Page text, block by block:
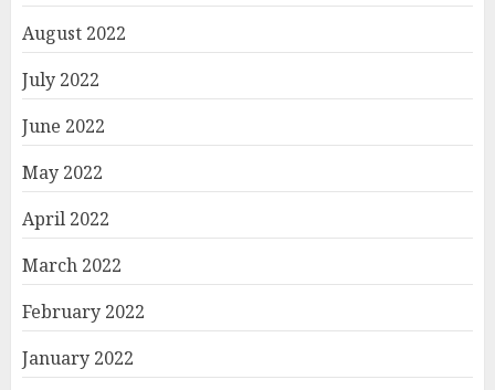
August 2022
July 2022
June 2022
May 2022
April 2022
March 2022
February 2022
January 2022